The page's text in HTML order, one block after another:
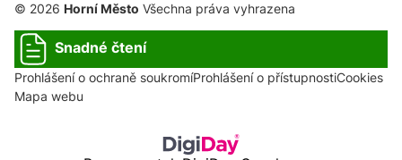
© 2026 Horní Město Všechna práva vyhrazena
Snadné čtení
Prohlášení o ochraně soukromíProhlášení o přístupnostiCookies
Mapa webu